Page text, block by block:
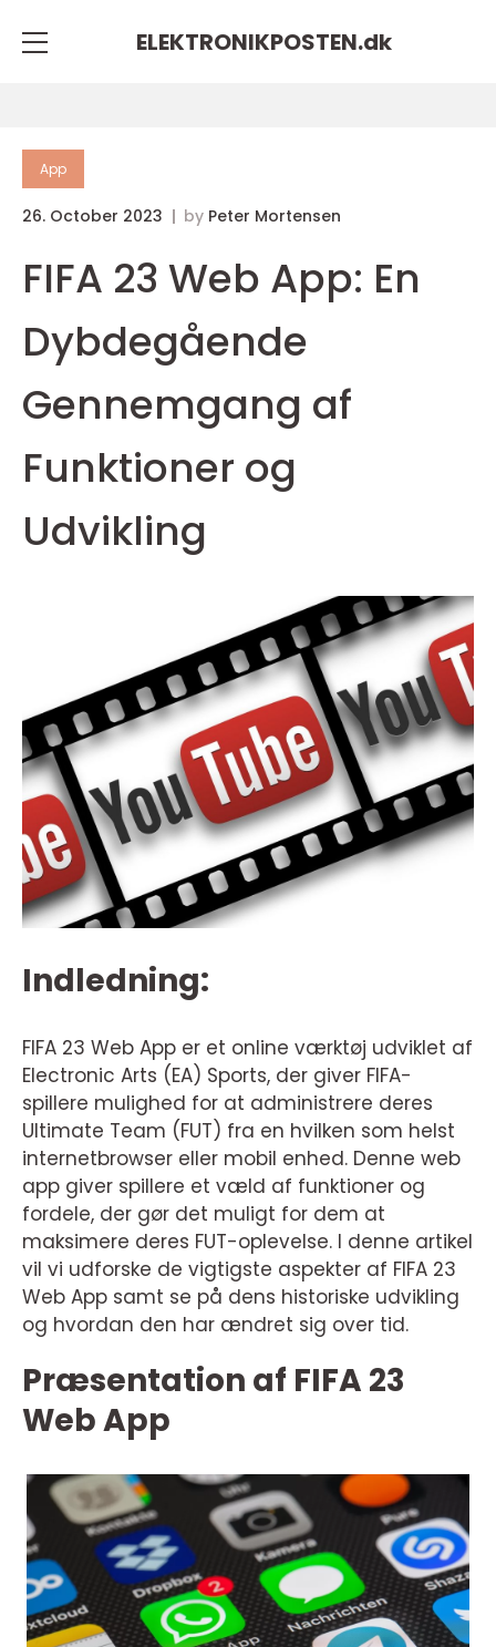
ELEKTRONIKPOSTEN.dk
App
26. October 2023 by Peter Mortensen
FIFA 23 Web App: En
Dybdegående
Gennemgang af
Funktioner og
Udvikling
Indledning:
FIFA 23 Web App er et online værktøj udviklet af
Electronic Arts (EA) Sports, der giver FIFA-
spillere mulighed for at administrere deres
Ultimate Team (FUT) fra en hvilken som helst
internetbrowser eller mobil enhed. Denne web
app giver spillere et væld af funktioner og
fordele, der gør det muligt for dem at
maksimere deres FUT-oplevelse. I denne artikel
vil vi udforske de vigtigste aspekter af FIFA 23
Web App samt se på dens historiske udvikling
og hvordan den har ændret sig over tid.
Præsentation af FIFA 23
Web App